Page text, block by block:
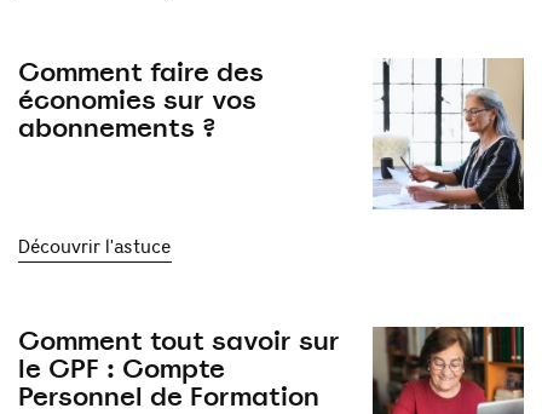
Comment faire des
économies sur vos
abonnements ?
Découvrir l'astuce
Comment tout savoir sur
le CPF : Compte
Personnel de Formation